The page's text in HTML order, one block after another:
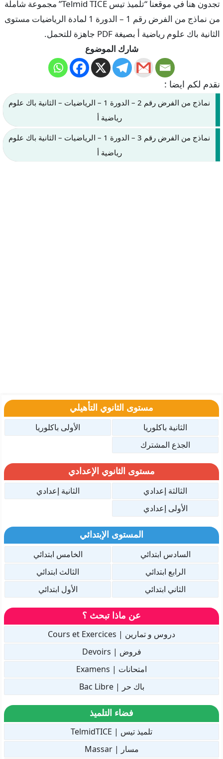
تجدون هنا في موقعنا “تلميذ تيس Telmid TICE” مجموعة شاملة
من نماذج من الفرض رقم 1 – الدورة 1 لمادة الرياضيات مستوى
الثانية باك علوم رياضية أ بصيغة PDF جاهزة للتحمل.
شارك الموضوع
نقدم لكم ايضا :
نماذج من الفرض رقم 2 – الدورة 1 – الرياضيات – الثانية باك علوم
رياضية أ
نماذج من الفرض رقم 3 – الدورة 1 – الرياضيات – الثانية باك علوم
رياضية أ
مستوى الثانوي التأهيلي
الثانية باكلوريا
الأولى باكلوريا
الجذع المشترك
مستوى الثانوي الإعدادي
الثالثة إعدادي
الثانية إعدادي
الأولى إعدادي
المستوى الإبتدائي
السادس ابتدائي
الخامس ابتدائي
الرابع ابتدائي
الثالث ابتدائي
الثاني ابتدائي
الأول ابتدائي
عن ماذا تبحث ؟
دروس و تمارين | Cours et Exercices
فروض | Devoirs
امتحانات | Examens
باك حر | Bac Libre
فضاء التلميذ
تلميذ تيس | TelmidTICE
مسار | Massar